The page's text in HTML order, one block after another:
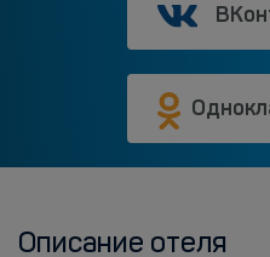
Описание отеля